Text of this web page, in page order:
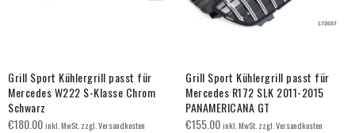
Grill Sport Kühlergrill passt für
Mercedes W222 S-Klasse Chrom
Schwarz
€180.00inkl. MwSt. zzgl. Versandkosten
Grill Sport Kühlergrill passt für
Mercedes R172 SLK 2011-2015
PANAMERICANA GT
€155.00inkl. MwSt. zzgl. Versandkosten